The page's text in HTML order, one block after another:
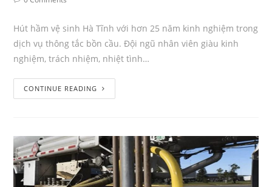
Hút hầm vệ sinh Hà Tĩnh với hơn 25 năm kinh nghiệm trong
dịch vụ thông tắc bồn cầu. Đội ngũ nhân viên giàu kinh
nghiệm, trách nhiệm, nhiệt tình…
CONTINUE READING